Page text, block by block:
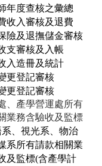
年度查核之彙總
收入審核及退費
險及退撫儲金審核
支審核及入帳
入造冊及統計
更登記審核
更登記審核
、產學營運處所有
業務含驗收及監標
、視光系、物治
系所有請款相關業
及監標(含產學計